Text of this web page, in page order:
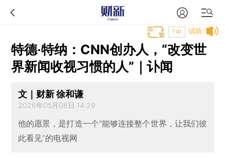
试听
T中
特德‧特纳：CNN创办人，“改变世
界新闻收视习惯的人”｜讣闻
文｜财新 徐和谦
2026年05月08日 14:29
他的愿景，是打造一个“能够连接整个世界，让我们彼
此看见”的电视网